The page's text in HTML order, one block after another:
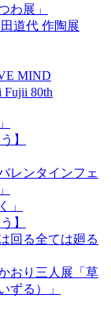
わ展」
道代 作陶展
MIND
80th
】
レンタインフェ
」
】
回る全ては廻る
おり三人展「草
ずる）」